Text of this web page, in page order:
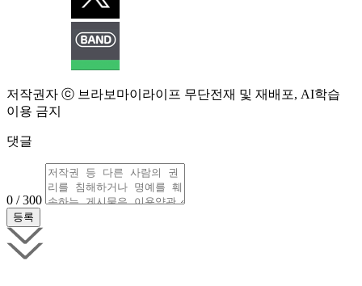
저작권자 ⓒ 브라보마이라이프 무단전재 및 재배포, AI학습
이용 금지
댓글
0 / 300